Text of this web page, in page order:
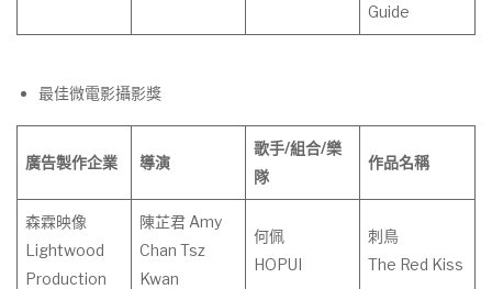
Guide
最佳微電影攝影獎
廣告製作企業 導演
歌手/組合/樂
隊
作品名稱
森霖映像
Lightwood
Production
陳芷君 Amy
Chan Tsz
Kwan
何佩
HOPUI
刺⿃
The Red Kiss